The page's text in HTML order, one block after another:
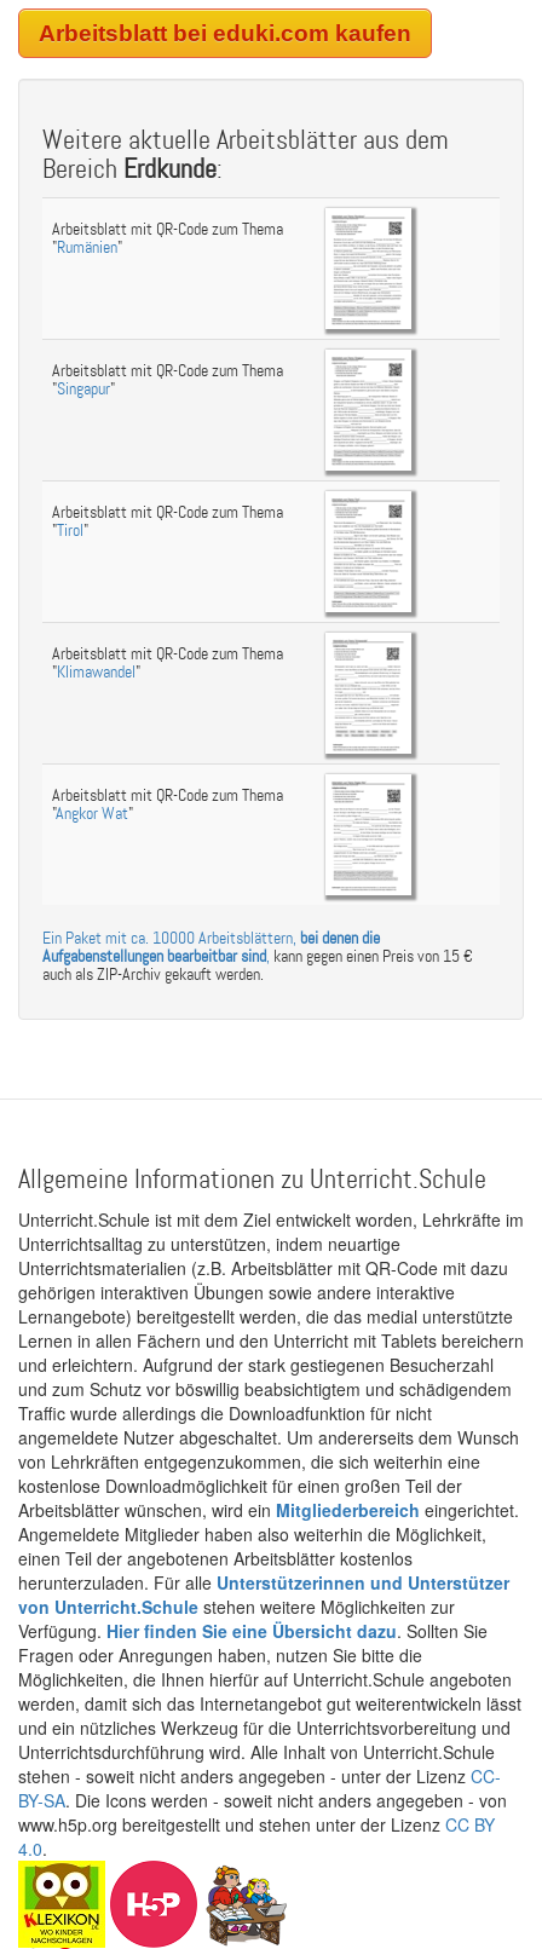
Arbeitsblatt bei eduki.com kaufen
Weitere aktuelle Arbeitsblätter aus dem
Bereich Erdkunde:
Arbeitsblatt mit QR-Code zum Thema
"Rumänien"
Arbeitsblatt mit QR-Code zum Thema
"Singapur"
Arbeitsblatt mit QR-Code zum Thema
"Tirol"
Arbeitsblatt mit QR-Code zum Thema
"Klimawandel"
Arbeitsblatt mit QR-Code zum Thema
"Angkor Wat"
Ein Paket mit ca. 10000 Arbeitsblättern, bei denen die
Aufgabenstellungen bearbeitbar sind, kann gegen einen Preis von 15 €
auch als ZIP-Archiv gekauft werden.
Allgemeine Informationen zu Unterricht.Schule
Unterricht.Schule ist mit dem Ziel entwickelt worden, Lehrkräfte im
Unterrichtsalltag zu unterstützen, indem neuartige
Unterrichtsmaterialien (z.B. Arbeitsblätter mit QR-Code mit dazu
gehörigen interaktiven Übungen sowie andere interaktive
Lernangebote) bereitgestellt werden, die das medial unterstützte
Lernen in allen Fächern und den Unterricht mit Tablets bereichern
und erleichtern. Aufgrund der stark gestiegenen Besucherzahl
und zum Schutz vor böswillig beabsichtigtem und schädigendem
Traffic wurde allerdings die Downloadfunktion für nicht
angemeldete Nutzer abgeschaltet. Um andererseits dem Wunsch
von Lehrkräften entgegenzukommen, die sich weiterhin eine
kostenlose Downloadmöglichkeit für einen großen Teil der
Arbeitsblätter wünschen, wird ein Mitgliederbereich eingerichtet.
Angemeldete Mitglieder haben also weiterhin die Möglichkeit,
einen Teil der angebotenen Arbeitsblätter kostenlos
herunterzuladen. Für alle Unterstützerinnen und Unterstützer
von Unterricht.Schule stehen weitere Möglichkeiten zur
Verfügung. Hier finden Sie eine Übersicht dazu. Sollten Sie
Fragen oder Anregungen haben, nutzen Sie bitte die
Möglichkeiten, die Ihnen hierfür auf Unterricht.Schule angeboten
werden, damit sich das Internetangebot gut weiterentwickeln lässt
und ein nützliches Werkzeug für die Unterrichtsvorbereitung und
Unterrichtsdurchführung wird. Alle Inhalt von Unterricht.Schule
stehen - soweit nicht anders angegeben - unter der Lizenz CC-
BY-SA. Die Icons werden - soweit nicht anders angegeben - von
www.h5p.org bereitgestellt und stehen unter der Lizenz CC BY
4.0.